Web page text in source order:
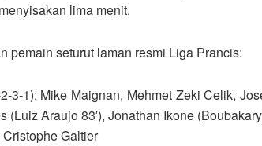
lima menit.
pemain seturut laman resmi Liga Prancis:
3-1): Mike Maignan, Mehmet Zeki Celik,
(Luiz Araujo 83′), Jonathan Ikone
Galtier